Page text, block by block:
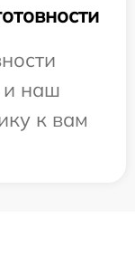
и наш
к вам